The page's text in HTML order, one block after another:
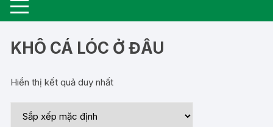
KHÔ CÁ LÓC Ở ĐÂU
Hiển thị kết quả duy nhất